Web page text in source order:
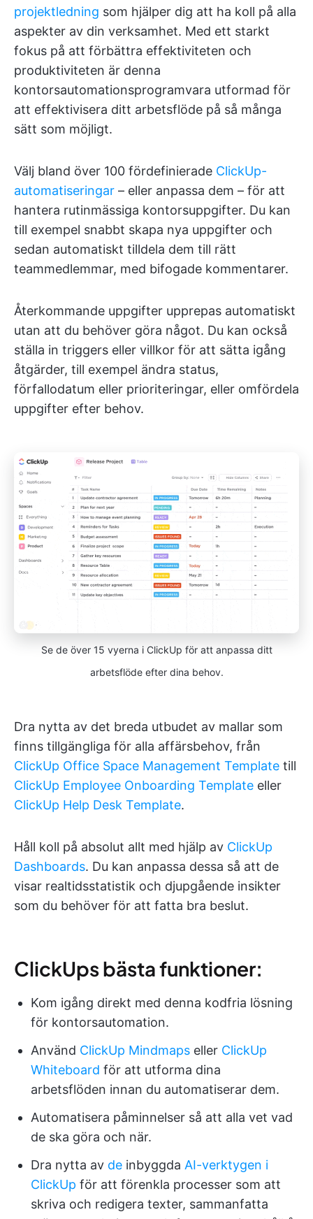
projektledning som hjälper dig att ha koll på alla
aspekter av din verksamhet. Med ett starkt
fokus på att förbättra effektiviteten och
produktiviteten är denna
kontorsautomationsprogramvara utformad för
att effektivisera ditt arbetsflöde på så många
sätt som möjligt.
Välj bland över 100 fördefinierade ClickUp-
automatiseringar – eller anpassa dem – för att
hantera rutinmässiga kontorsuppgifter. Du kan
till exempel snabbt skapa nya uppgifter och
sedan automatiskt tilldela dem till rätt
teammedlemmar, med bifogade kommentarer.
Återkommande uppgifter upprepas automatiskt
utan att du behöver göra något. Du kan också
ställa in triggers eller villkor för att sätta igång
åtgärder, till exempel ändra status,
förfallodatum eller prioriteringar, eller omfördela
uppgifter efter behov.
Se de över 15 vyerna i ClickUp för att anpassa ditt
arbetsflöde efter dina behov.
Dra nytta av det breda utbudet av mallar som
finns tillgängliga för alla affärsbehov, från
ClickUp Office Space Management Template till
ClickUp Employee Onboarding Template eller
ClickUp Help Desk Template.
Håll koll på absolut allt med hjälp av ClickUp
Dashboards. Du kan anpassa dessa så att de
visar realtidsstatistik och djupgående insikter
som du behöver för att fatta bra beslut.
ClickUps bästa funktioner:
Kom igång direkt med denna kodfria lösning
för kontorsautomation.
Använd ClickUp Mindmaps eller ClickUp
Whiteboard för att utforma dina
arbetsflöden innan du automatiserar dem.
Automatisera påminnelser så att alla vet vad
de ska göra och när.
Dra nytta av de inbyggda AI-verktygen i
ClickUp för att förenkla processer som att
skriva och redigera texter, sammanfatta